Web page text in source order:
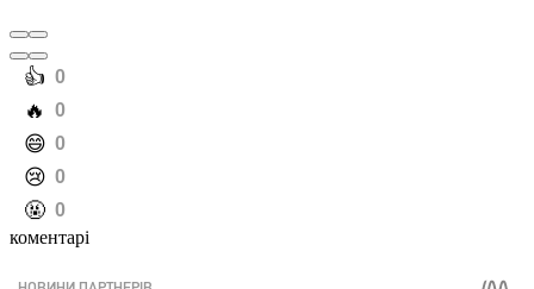
️👍 0
️🔥 0
️😄 0
️😢 0
️🤬 0
коментарі